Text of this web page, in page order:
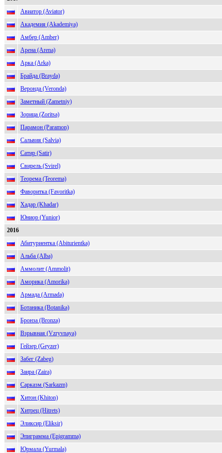
Авиатор (Aviator)
Академия (Akademiya)
Амбер (Amber)
Арена (Arena)
Арка (Arka)
Брайда (Brayda)
Веронда (Veronda)
Заметный (Zametniy)
Зорица (Zoritsa)
Парамон (Paramon)
Сальвия (Salvia)
Сатир (Satir)
Свирель (Svirel)
Теорема (Teorema)
Фаворитка (Favoritka)
Хадар (Khadar)
Юниор (Yunior)
2016
Абитуриентка (Abiturientka)
Альба (Alba)
Аммолит (Ammolit)
Аморика (Amorika)
Армада (Armada)
Ботаника (Botanika)
Бронза (Bronza)
Взрывная (Vzryvnaya)
Гейзер (Geyzer)
Забег (Zabeg)
Заира (Zaira)
Сарказм (Sarkazm)
Хитон (Khiton)
Хитрец (Hitrets)
Эликсир (Eliksir)
Эпиграмма (Epigramma)
Юрмала (Yurmala)